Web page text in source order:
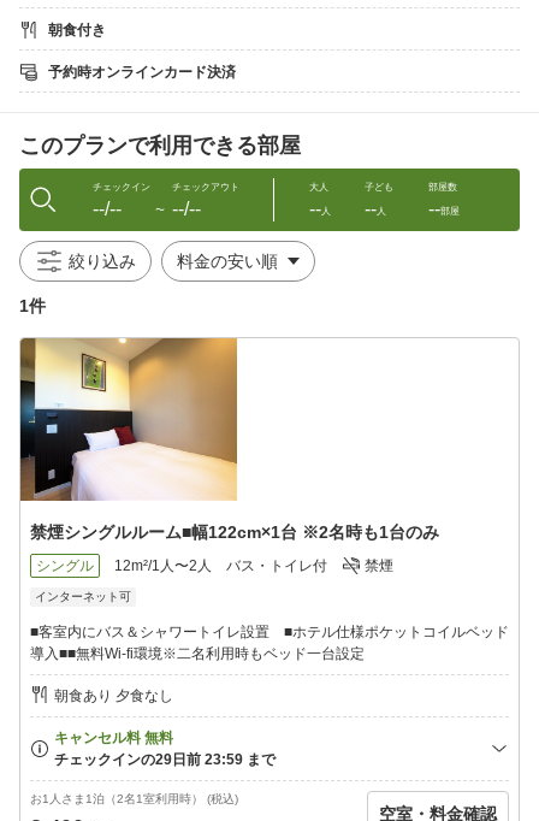
朝食■【7:00〜8:30】の間で時刻指定を承ります
※夏季は6:30〜の早朝リクエストに対応可能
【重要】無料送迎の範囲＆依頼方法について
新千歳空港・ノーザンホースパーク・JR植苗駅・
トヨタレンタカー・オリックスレンタカー周辺・
社台スタリオンまで送迎対応いたします
予約時〜前日迄にメールか電話でご連絡ください
【15:30〜22:00】間、お迎え対応を承ります
同乗での送迎となる場合がございます
朝食付き
予約時オンラインカード決済
このプランで利用できる部屋
チェックイン
--/-- 〜
チェックアウト
--/--
大人
--人
子ども
--人
部屋数
--部屋
絞り込み
1件
禁煙シングルルーム■幅122cm×1台 ※2名時も1台のみ
シングル 12m²/1人〜2人 バス・トイレ付 禁煙
インターネット可
■客室内にバス＆シャワートイレ設置 ■ホテル仕様ポケットコイルベッド
導入■■無料Wi-fi環境※二名利用時もベッド一台設定
朝食あり 夕食なし
お1人さま1泊（2名1室利用時） (税込)
空室・料金確認